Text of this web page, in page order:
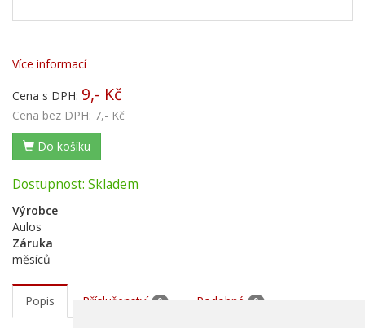
Více informací
Cena s DPH: 9,- Kč
Cena bez DPH: 7,- Kč
Do košíku
Dostupnost: Skladem
Výrobce
Aulos
Záruka
měsíců
Popis Příslušenství 0 Podobné 0